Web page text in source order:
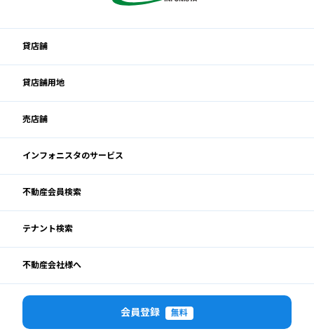
貸店舗
貸店舗用地
売店舗
インフォニスタのサービス
不動産会員検索
テナント検索
不動産会社様へ
会員登録 無料